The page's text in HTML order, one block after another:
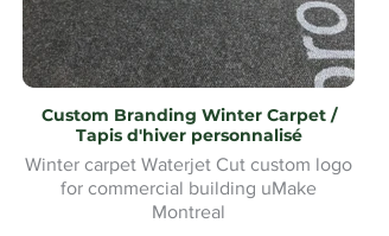
Custom Branding Winter Carpet /
Tapis d'hiver personnalisé
Winter carpet Waterjet Cut custom logo
for commercial building uMake
Montreal